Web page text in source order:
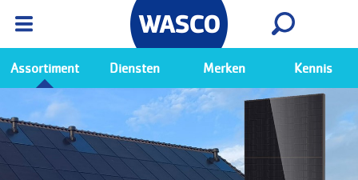
Ga naar de Wasco app
Bekijk
Assortiment Diensten Merken Kennis